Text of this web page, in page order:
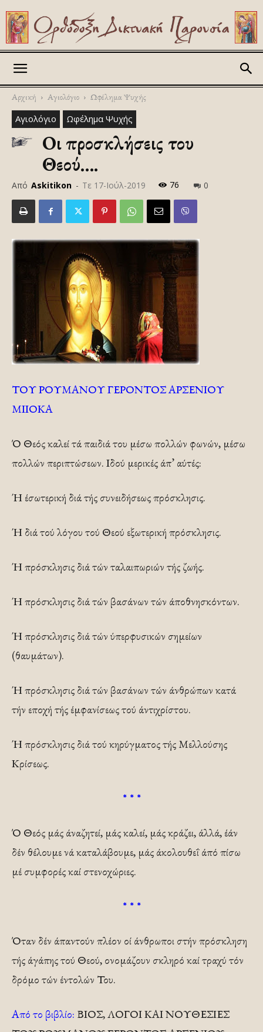
Αρχική Αγιολόγιο Ωφέλημα Ψυχής
Αγιολόγιο Ωφέλημα Ψυχής
Οι προσκλήσεις του
Θεού….
Από Askitikon - Τε 17-Ιούλ-2019 76 0
ΤΟΥ ΡΟΥΜΑΝΟΥ ΓΕΡΟΝΤΟΣ ΑΡΣΕΝΙΟΥ
ΜΙΙΟΚΑ
Ό Θεός καλεί τά παιδιά του μέσω πολλών φωνών, μέσω
πολλών περιπτώσεων. Ιδού μερικές άπ’ αύτές:
Ή έσωτερική διά τής συνειδήσεως πρόσκλησις.
Ή διά τού λόγου τού Θεού εξωτερική πρόσκλησις.
Ή πρόσκλησις διά τών ταλαιπωριών τής ζωής.
Ή πρόσκλησις διά τών βασάνων τών άποθνησκόντων.
Ή πρόσκλησις διά τών ύπερφυσικών σημείων
(θαυμάτων).
Ή πρόσκλησις διά τών βασάνων τών άνθρώπων κατά
τήν εποχή τής έμφανίσεως τού άντιχρίστου.
Ή πρόσκλησις διά τού κηρύγματος τής Μελλού­σης
Κρίσεως.
* * *
Ό Θεός μάς άναζητεί, μάς καλεί, μάς κράζει, άλλά, έάν
δέν θέλουμε νά καταλάβουμε, μάς άκολουθεΐ άπό πίσω
μέ συμφορές καί στενοχώριες.
* * *
Όταν δέν άπαντούν πλέον οί άνθρωποι στήν πρόσκληση
τής άγάπης τού Θεού, ονομάζουν σκληρό καί τραχύ τόν
δρόμο τών έντολών Του.
Από το βιβλίο: ΒΙΟΣ, ΛΟΓΟΙ ΚΑΙ ΝΟΥΘΕΣΙΕΣ